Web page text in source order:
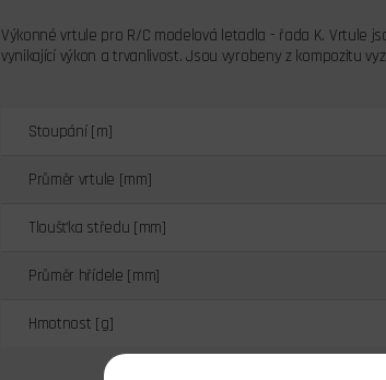
Výkonné vrtule pro R/C modelová letadla - řada K. Vrtule
vynikající výkon a trvanlivost. Jsou vyrobeny z kompozitu
Stoupání [m]
Průměr vrtule [mm]
Tloušťka středu [mm]
Průměr hřídele [mm]
Hmotnost [g]